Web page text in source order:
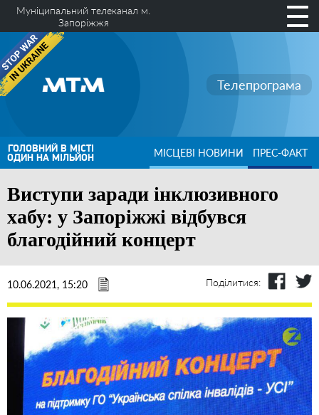
Муніципальний телеканал м.
Запоріжжя
Телепрограма
ГОЛОВНИЙ В МІСТІ
ОДИН НА МІЛЬЙОН МІСЦЕВІ НОВИНИ ПРЕС-ФАКТ
Виступи заради інклюзивного
хабу: у Запоріжжі відбувся
благодійний концерт
10.06.2021, 15:20 Поділитися: